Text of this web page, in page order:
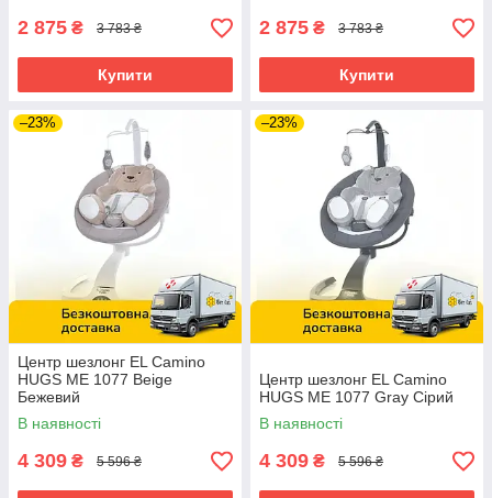
2 875 ₴ 3 783 ₴
Купити
2 875 ₴ 3 783 ₴
Купити
–23%
Центр шезлонг EL Camino
HUGS ME 1077 Beige
Бежевий
В наявності
4 309 ₴ 5 596 ₴
–23%
Центр шезлонг EL Camino
HUGS ME 1077 Gray Сірий
В наявності
4 309 ₴ 5 596 ₴